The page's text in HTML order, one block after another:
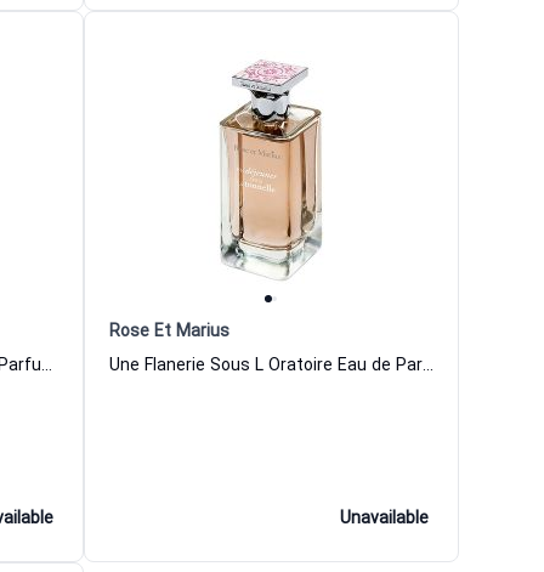
L Eau Ensoleillee De Rose Eau de Parfum Women and Men Rose Et Marius
Rose Et Marius
Une Flanerie Sous L Oratoire Eau de Parfum Women and Men Rose Et Marius
Unavailable